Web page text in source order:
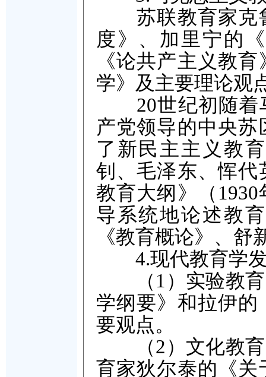
苏联教育家克
度》、加里宁的
《论共产主义教
学》及主要理论观
20世纪初随着
产党领导的中央
了新民主主义教
钊、毛泽东、恽
教育大纲》（
导系统地论述教
《教育概论》、
4.现代教育学发
（1）实验教育
学纲要》和拉伊
要观点。
（2）文化教育
育家狄尔泰的《